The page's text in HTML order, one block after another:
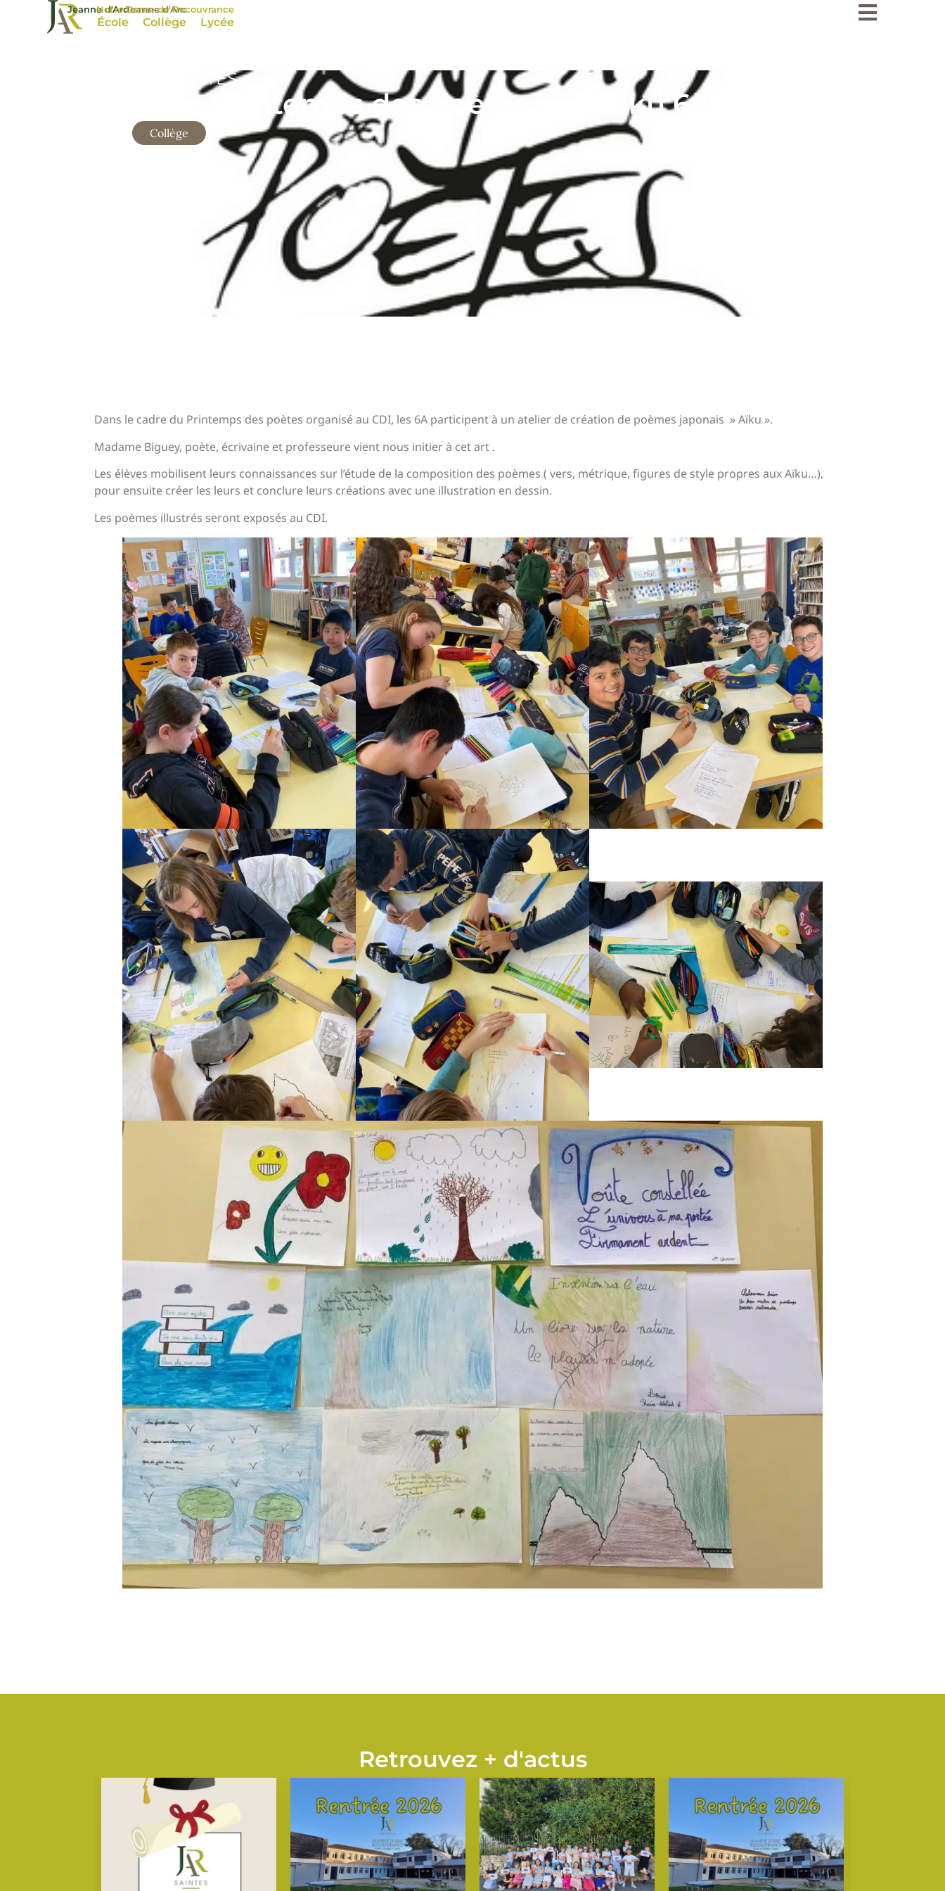
École
Jeanne d'Arc
Collège
Jeanne d'Arc
Lycée
Notre Dame de Recouvrance
ACTUALITÉS
« Printemps des poètes » – Haïku 6ème
Collège
Dans le cadre du Printemps des poètes organisé au CDI, les 6A participent à un atelier de création de poèmes japonais » Aïku ».
Madame Biguey, poète, écrivaine et professeure vient nous initier à cet art .
Les élèves mobilisent leurs connaissances sur l’étude de la composition des poèmes ( vers, métrique, figures de style propres aux Aïku…),
pour ensuite créer les leurs et conclure leurs créations avec une illustration en dessin.
Les poèmes illustrés seront exposés au CDI.
Retrouvez + d'actus